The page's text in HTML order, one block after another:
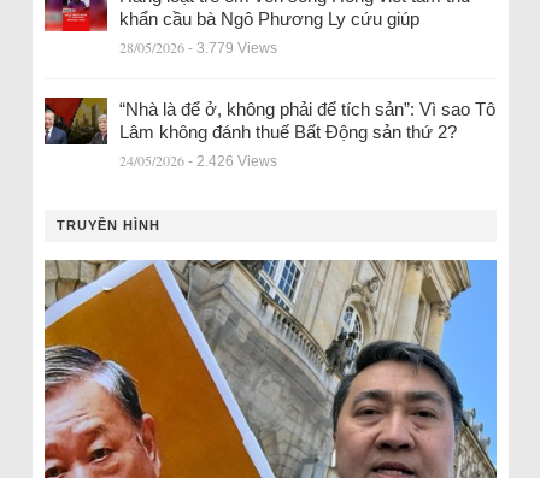
khẩn cầu bà Ngô Phương Ly cứu giúp
28/05/2026 - 3.779 Views
“Nhà là để ở, không phải để tích sản”: Vì sao Tô
Lâm không đánh thuế Bất Động sản thứ 2?
24/05/2026 - 2.426 Views
TRUYỀN HÌNH